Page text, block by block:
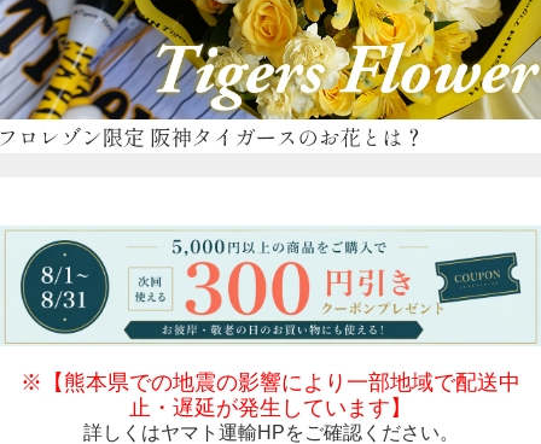
※【熊本県での地震の影響により一部地域で配送中
止・遅延が発生しています】
詳しくはヤマト運輸HPをご確認ください。